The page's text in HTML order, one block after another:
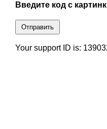
Введите код с
Отправить
Your support ID is: